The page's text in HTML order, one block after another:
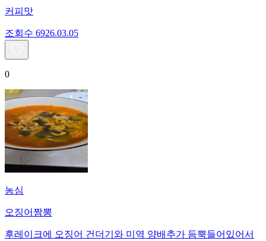
커피맛
조회수 6926.03.05
0
농심
오징어짬뽕
후레이크에 오징어 건더기와 미역 양배추가 듬뿍들어있어서